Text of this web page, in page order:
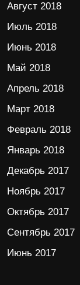
Август 2018
Июль 2018
Июнь 2018
Май 2018
Апрель 2018
Март 2018
Февраль 2018
Январь 2018
Декабрь 2017
Ноябрь 2017
Октябрь 2017
Сентябрь 2017
Июнь 2017